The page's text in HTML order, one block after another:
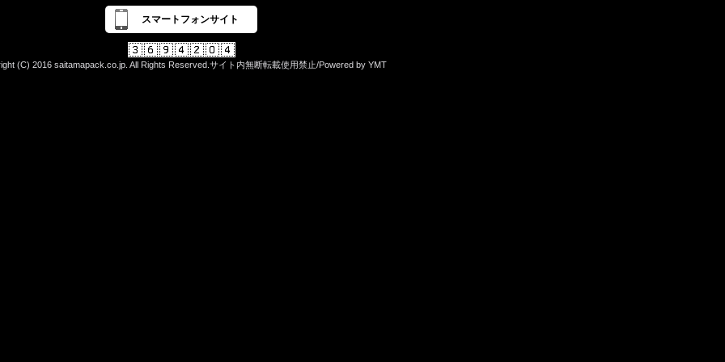
スマートフォンサイト
(C) 2016 saitamapack.co.jp. All Rights Reserved.サイト内無断転載使用禁止/Powered by YMT